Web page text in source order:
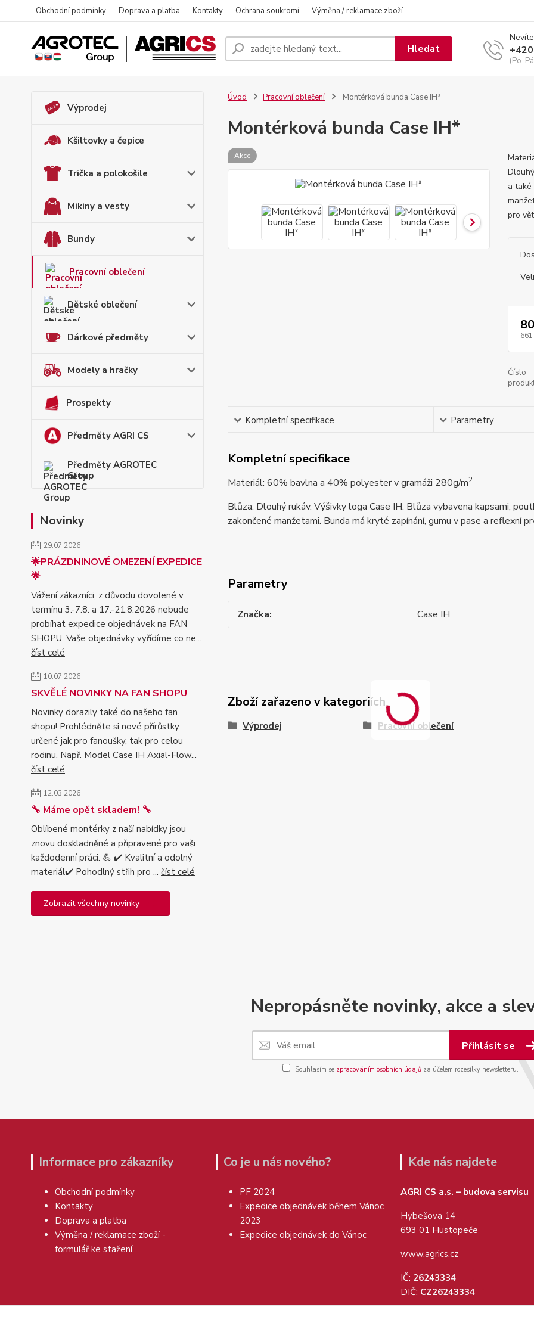
Obchodní podmínky Doprava a platba Kontakty Ochrana soukromí Výměna / reklamace zboží
Hledat
(Po-
Výprodej
Kšiltovky a čepice
Trička a polokošile
Mikiny a vesty
Bundy
Pracovní oblečení
Dětské oblečení
Dárkové předměty
Modely a hračky
Prospekty
Předměty AGRI CS
Předměty AGROTEC
Group
Novinky
29.07.2026
🌟PRÁZDNINOVÉ OMEZENÍ EXPEDICE
🌟
Vážení zákazníci, z důvodu dovolené v
termínu 3.-7.8. a 17.-21.8.2026 nebude
probíhat expedice objednávek na FAN
SHOPU. Vaše objednávky vyřídíme co ne...
číst celé
10.07.2026
SKVĚLÉ NOVINKY NA FAN SHOPU
Novinky dorazily také do našeho fan
shopu! Prohlédněte si nové přírůstky
určené jak pro fanoušky, tak pro celou
rodinu. Např. Model Case IH Axial-Flow...
číst celé
12.03.2026
🔧 Máme opět skladem! 🔧
Oblíbené montérky z naší nabídky jsou
znovu doskladněné a připravené pro vaši
každodenní práci. 💪 ✔️ Kvalitní a odolný
materiál✔️ Pohodlný střih pro ... číst celé
Zobrazit všechny novinky
Úvod Pracovní oblečení Montérková bunda Case IH*
Montérková bunda Case IH*
Akce
a také
pro
661
Číslo
Kompletní specifikace Parametry
Kompletní specifikace
Materiál: 60% bavlna a 40% polyester v gramáži 280g/m2
Blůza: Dlouhý rukáv. Výšivky loga Case IH. Blůza vybavena kapsami,
zakončené manžetami. Bunda má kryté zapínání, gumu v pase a reflexní
Parametry
Značka Case IH
Zboží zařazeno v kategoriích
Výprodej Pracovní oblečení
Nepropásněte novinky, akce a
Přihlásit se
Souhlasím se zpracováním osobních údajů za účelem rozesílky newsletteru.
Informace pro zákazníky
Obchodní podmínky
Kontakty
Doprava a platba
Výměna / reklamace zboží -
formulář ke stažení
Co je u nás nového?
PF 2024
Expedice objednávek během Vánoc
2023
Expedice objednávek do Vánoc
Kde nás najdete
AGRI CS a.s. – budova servisu
Hybešova 14
693 01 Hustopeče
www.agrics.cz
IČ: 26243334
DIČ: CZ26243334